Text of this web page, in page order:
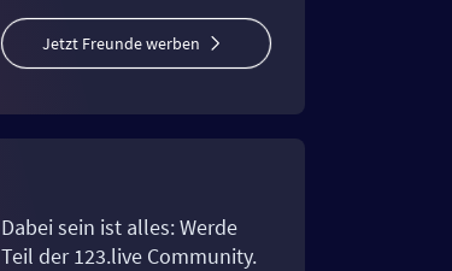
Jetzt Freunde werben
Dabei sein ist alles: Werde
Teil der 123.live Community.